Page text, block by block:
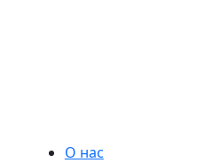
О нас